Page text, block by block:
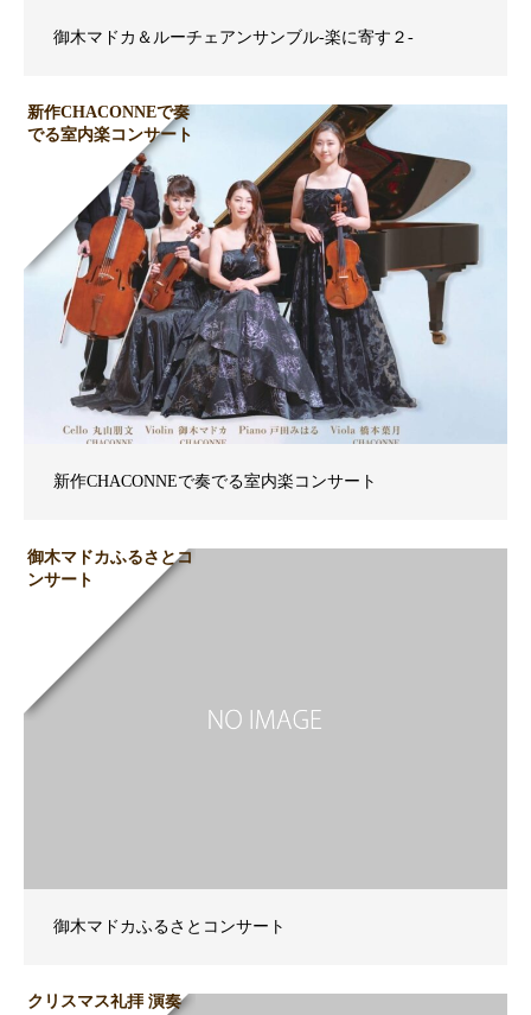
御木マドカ＆ルーチェアンサンブル-楽に寄す２-
新作CHACONNEで奏
でる室内楽コンサート
新作CHACONNEで奏でる室内楽コンサート
御木マドカふるさとコ
ンサート
御木マドカふるさとコンサート
クリスマス礼拝 演奏